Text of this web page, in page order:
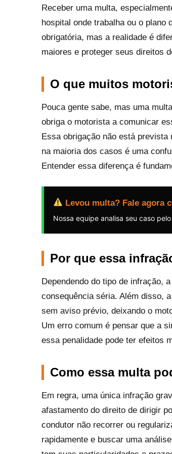
Receber uma multa,
hospital onde trabalha ou o
obrigatória, mas a realidade é
maiores e proteger seus direitos
O que muitos
Pouca gente sabe, mas uma
obriga o motorista a comunicar
Essa obrigação não está
na maioria dos casos é uma
Entender essa diferença é
Levou multa? Fale agora
Nossa equipe analisa seu caso
Por que essa
Dependendo do tipo de infração,
consequência séria. Além disso,
sem aviso prévio, deixando o
Um erro comum é pensar que a
essa penalidade pode ter efeitos
Como essa multa
Em regra, uma única infração
afastamento do direito de dirigir
condutor não recorrer ou
rapidamente e buscar uma